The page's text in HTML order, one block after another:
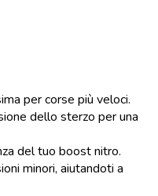
per corse più veloci.
dello sterzo per una
del tuo boost nitro.
minori, aiutandoti a